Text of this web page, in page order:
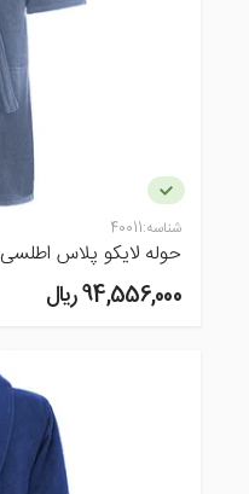
شناسه:40011
حوله لایکو پلاس اطلسی
94,556,000 ريال